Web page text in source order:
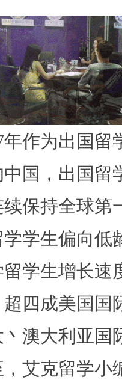
年作为出国留
中国，出国留
保持全球第
学学生偏向低
留学生增长速
超四成美国国
丶澳大利亚国
艾克留学小